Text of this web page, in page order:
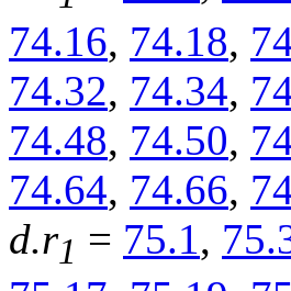
74.16, 74.18,
74.32, 74.34,
74.48, 74.50,
74.64, 74.66,
d.r1 = 75.1 ,